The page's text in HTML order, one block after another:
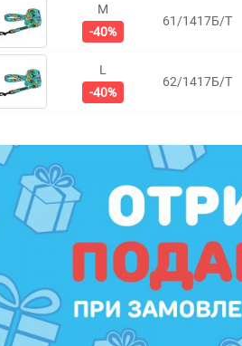
M
-40%
61/1417Б/Т
L
-40%
62/1417Б/Т